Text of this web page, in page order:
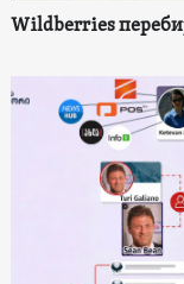
Wildberries